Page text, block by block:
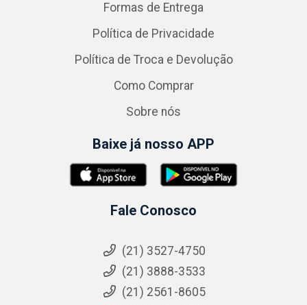
Formas de Entrega
Política de Privacidade
Política de Troca e Devolução
Como Comprar
Sobre nós
Baixe já nosso APP
Fale Conosco
(21) 3527-4750
(21) 3888-3533
(21) 2561-8605